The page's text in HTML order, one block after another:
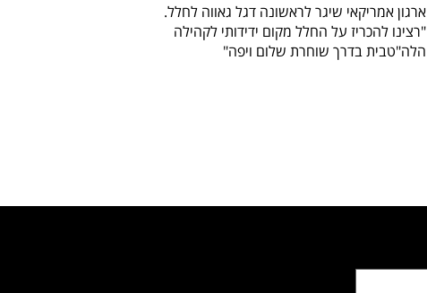
ארגון אמריקאי שיגר לראשונה דגל גאווה לחלל.
"רצינו להכריז על החלל מקום ידידותי לקהילה
הלה"טבית בדרך שוחרת שלום ויפה"